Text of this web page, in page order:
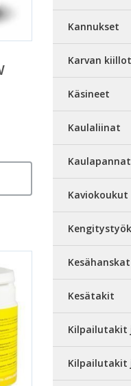
Kannukset
Karvan
Käsineet
Kaulaliinat
Kaviokoukut
Kesähanskat
Kesätakit
Kilpailutakit
Kilpailutakit